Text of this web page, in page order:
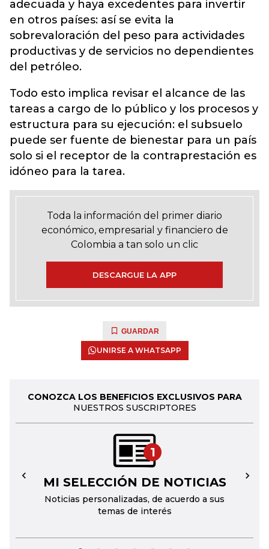
adecuada y haya excedentes para invertir
en otros países: así se evita la
sobrevaloración del peso para actividades
productivas y de servicios no dependientes
del petróleo.
Todo esto implica revisar el alcance de las
tareas a cargo de lo público y los procesos y
estructura para su ejecución: el subsuelo
puede ser fuente de bienestar para un país
solo si el receptor de la contraprestación es
idóneo para la tarea.
Toda la información del primer diario
económico, empresarial y financiero de
Colombia a tan solo un clic
DESCARGUE LA APP
GUARDAR
UNIRSE A WHATSAPP
CONOZCA LOS BENEFICIOS EXCLUSIVOS PARA
NUESTROS SUSCRIPTORES
1
MI SELECCIÓN DE NOTICIAS
Noticias personalizadas, de acuerdo a sus
temas de interés
← →